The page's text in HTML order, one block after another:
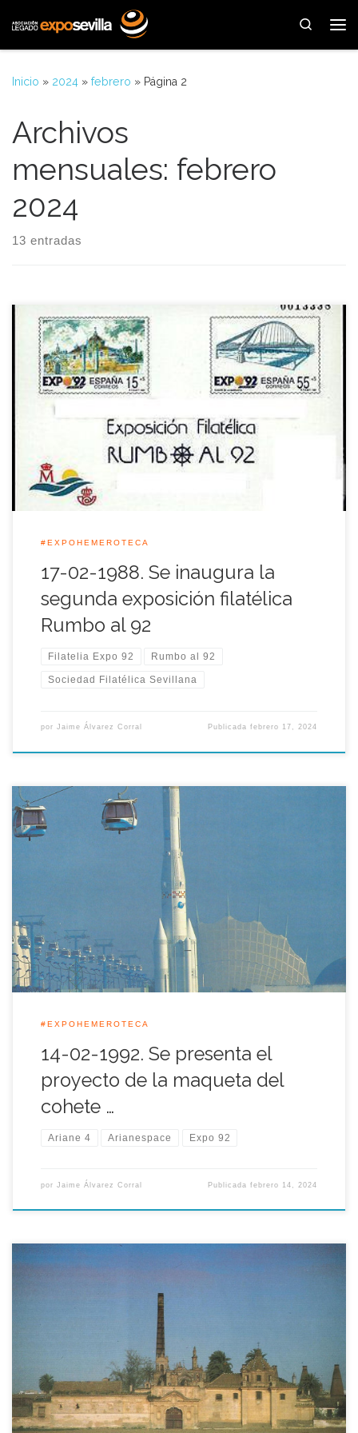
Saltar al contenido
Search
Inicio » 2024 » febrero » Página 2
Archivos
mensuales: febrero
2024
13 entradas
Aquel 17 de febrero de 1988 quedó inaugurada oficialmente
la exposición filatélica Rumbo al 92, organizada por la
Expo’92 y la Sociedad Filatélica Sevillana con la colaboración
del Banco Exterior de España y el Ayuntamiento de Sevilla.
Esta muestra se celebraba en la ciudad de Sevilla dentro de su
#EXPOHEMEROTECA
17-02-1988. Se inaugura la
segunda exposición filatélica
Rumbo al 92
Filatelia Expo 92 Rumbo al 92
Sociedad Filatélica Sevillana
por Jaime Álvarez Corral Publicadafebrero 17, 2024
Aquella jornada del 14 de febrero de 1992 se presentó el
proyecto de la réplica de tamaño real del cohete espacial
<<Ariane 4>>, de más de sesenta metros de altura, que fue
colocado frente al Pabellón del Futuro en el recinto de la
Expo’92 y que tras la Muestra quedó […]
#EXPOHEMEROTECA
14-02-1992. Se presenta el
proyecto de la maqueta del
cohete …
Ariane 4 Arianespace Expo 92
por Jaime Álvarez Corral Publicadafebrero 14, 2024
Cuevas, y la convocatoria y resolución del concurso de ideas
para la ordenación de la Corta de la Cartuja constituyeron los
objetivos prioritarios del Comisario de la Expo’92, Manuel
Olivencia para aquel año 1986, de esa manera la […]